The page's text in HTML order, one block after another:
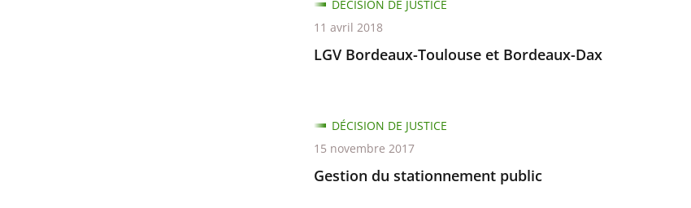
LGV Bordeaux-Toulouse et Bordeaux-Dax
DÉCISION DE JUSTICE
11 avril 2018
Gestion du stationnement public
DÉCISION DE JUSTICE
15 novembre 2017